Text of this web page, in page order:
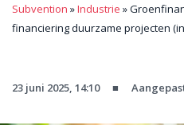
Subvention »Industrie »
financiering duurzame projecten
23 juni 2025, 14:10 ■